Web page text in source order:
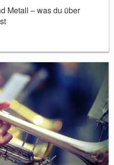
Metall – was du über